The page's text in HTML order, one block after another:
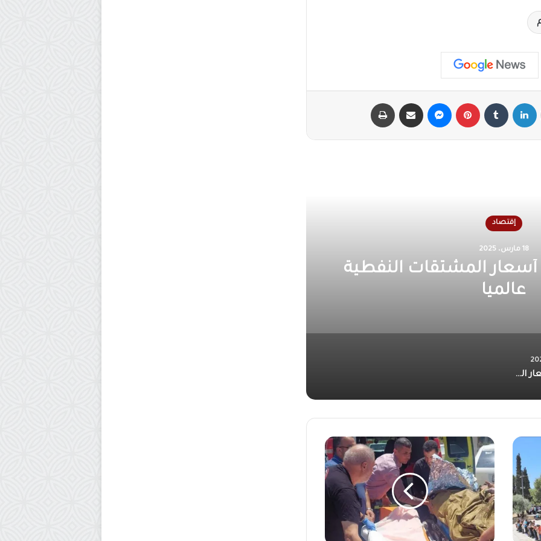
إقتصاد
5 مارس، 2025
ارتفاع أسعار الذهب 60 قرشا لليوم الثاني
في الأردن
ارتفاع أسعار الذهب 60 قرشا لليوم الثاني على التوالي في الأردن